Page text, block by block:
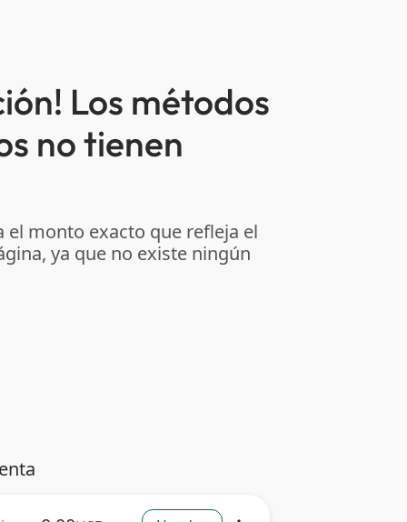
Los métodos
no tienen
el monto exacto que refleja el
ya que no existe ningún